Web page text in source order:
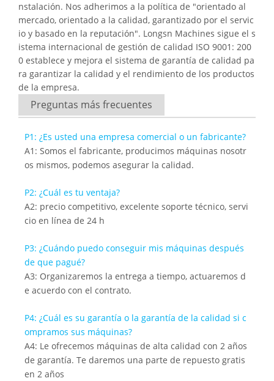
nstalación. Nos adherimos a la política de "orientado al
mercado, orientado a la calidad, garantizado por el servic
io y basado en la reputación". Longsn Machines sigue el s
istema internacional de gestión de calidad ISO 9001: 200
0 establece y mejora el sistema de garantía de calidad pa
ra garantizar la calidad y el rendimiento de los productos
de la empresa.
Preguntas más frecuentes
P1: ¿Es usted una empresa comercial o un fabricante?
A1: Somos el fabricante, producimos máquinas nosotr
os mismos, podemos asegurar la calidad.
P2: ¿Cuál es tu ventaja?
A2: precio competitivo, excelente soporte técnico, servi
cio en línea de 24 h
P3: ¿Cuándo puedo conseguir mis máquinas después
de que pagué?
A3: Organizaremos la entrega a tiempo, actuaremos d
e acuerdo con el contrato.
P4: ¿Cuál es su garantía o la garantía de la calidad si c
ompramos sus máquinas?
A4: Le ofrecemos máquinas de alta calidad con 2 años
de garantía. Te daremos una parte de repuesto gratis
en 2 años